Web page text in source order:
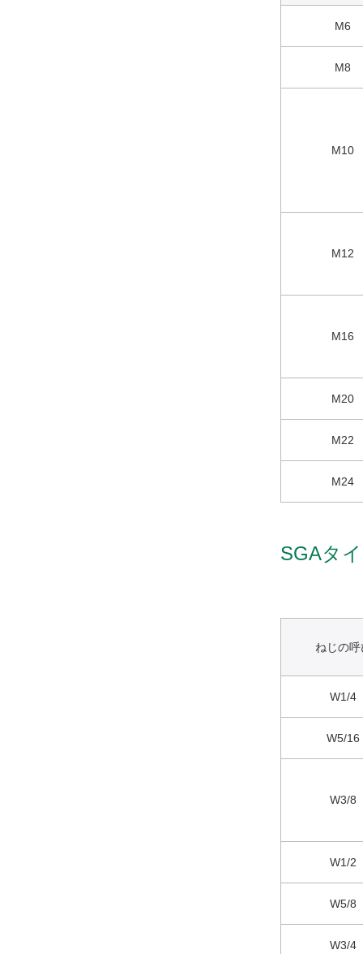
M6
M8
M10
M12
M16
M20
M22
M24
SGAタ
ねじの呼
W1/4
W5/16
W3/8
W1/2
W5/8
W3/4